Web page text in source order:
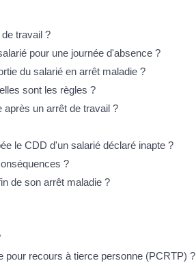
travail ?
pour une journée d'absence ?
du salarié en arrêt maladie ?
sont les règles ?
un arrêt de travail ?
le CDD d'un salarié déclaré inapte ?
?
de son arrêt maladie ?
recours à tierce personne (PCRTP) ?